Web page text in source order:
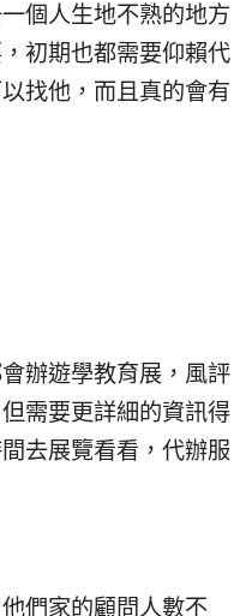
個人生地不熟的地方
初期也都需要仰賴代
找他，而且真的會有
辦遊學教育展，風評
需要更詳細的資訊得
去展覽看看，代辦服
們家的顧問人數不